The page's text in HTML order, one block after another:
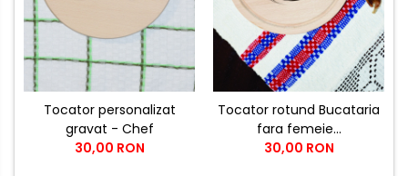
Tocator personalizat
gravat - Chef
30,00 RON
Tocator rotund Bucataria
fara femeie...
30,00 RON